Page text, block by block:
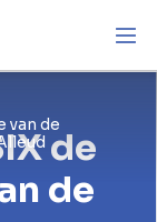
van de
de
de